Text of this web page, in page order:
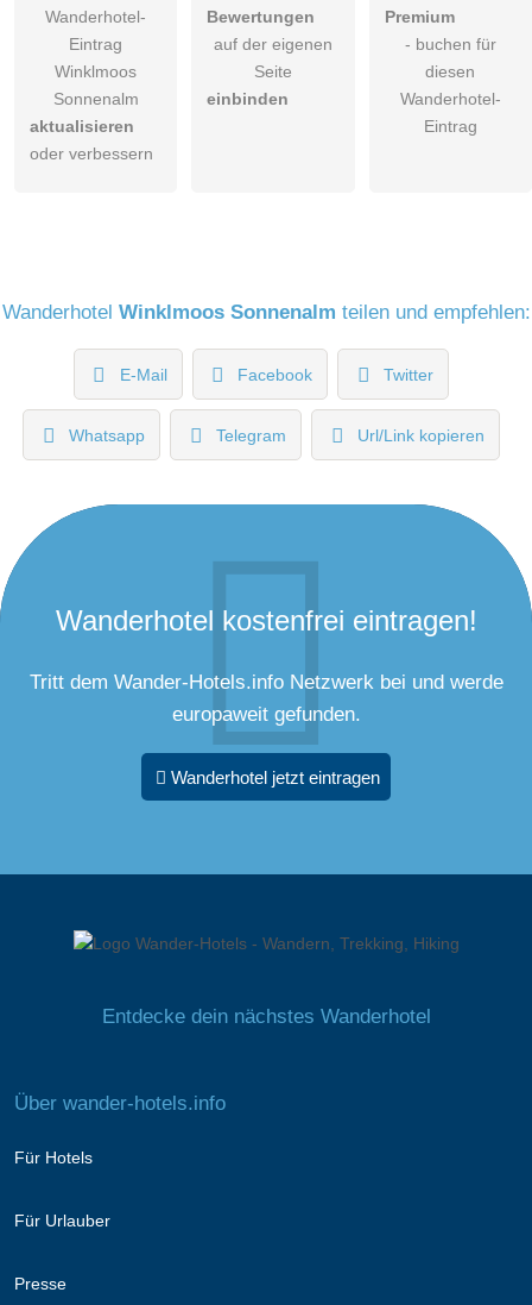
Wanderhotel-
Eintrag
Winklmoos
Sonnenalm
aktualisieren
oder verbessern
Bewertungen
auf der eigenen
Seite
einbinden
Premium
- buchen für
diesen
Wanderhotel-
Eintrag
Wanderhotel Winklmoos Sonnenalm teilen und empfehlen:
E-Mail Facebook Twitter
Whatsapp Telegram Url/Link kopieren
Wanderhotel kostenfrei eintragen!
Tritt dem Wander-Hotels.info Netzwerk bei und werde
europaweit gefunden.
Wanderhotel jetzt eintragen
Entdecke dein nächstes Wanderhotel
Über wander-hotels.info
Für Hotels
Für Urlauber
Presse